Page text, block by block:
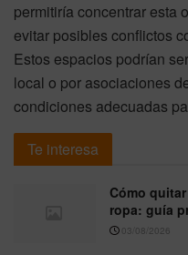
permitiría concentrar esta
evitar posibles conflictos
Estos espacios podrían
local o por asociaciones
condiciones adecuadas
Te interesa
Cómo
ropa: guía
03/08/2026